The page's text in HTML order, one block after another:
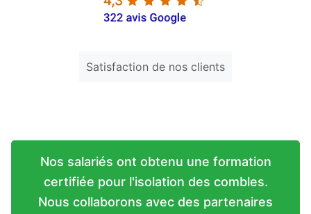
Satisfaction de nos clients
Nos salariés ont obtenu une formation
certifiée pour l'isolation des combles.
Nous collaborons avec des partenaires